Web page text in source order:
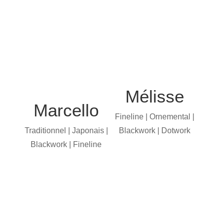
Marcello
Traditionnel | Japonais |
Blackwork | Fineline
Mélisse
Fineline | Ornemental |
Blackwork | Dotwork